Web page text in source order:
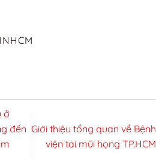
ở
đến Giới thiệu tổng quan về Bệnh
viện tai mũi họng TP.HCM